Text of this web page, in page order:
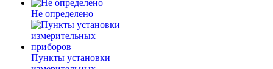
Не определено
Пункты установки